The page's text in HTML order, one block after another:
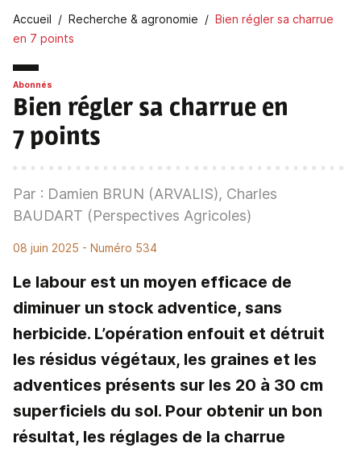
Fil d'Ariane
Accueil Recherche & agronomie
Bien régler sa charrue
en 7 points
Abonnés
Bien régler sa charrue en
7 points
Par : Damien BRUN (ARVALIS), Charles
BAUDART (Perspectives Agricoles)
08 juin 2025 - Numéro 534
Le labour est un moyen efficace de
diminuer un stock adventice, sans
herbicide. L’opération enfouit et détruit
les résidus végétaux, les graines et les
adventices présents sur les 20 à 30 cm
superficiels du sol. Pour obtenir un bon
résultat, les réglages de la charrue